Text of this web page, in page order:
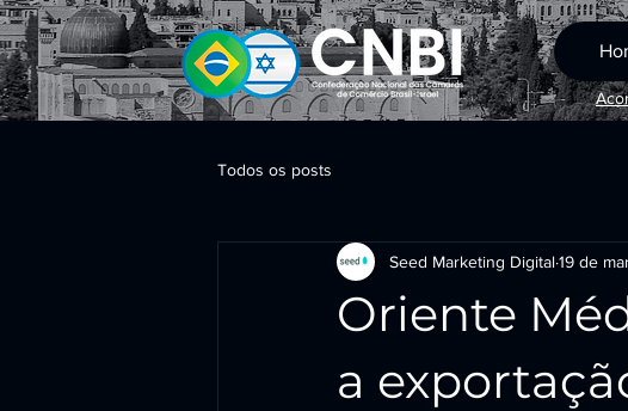
Todos os posts
Oriente
a
Seed Marketing Digital19 de